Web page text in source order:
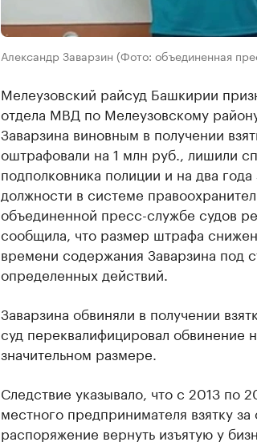
Александр Заварзин (Фото: объединенная
Мелеузовский райсуд Башкирии
отдела МВД по Мелеузовскому
Заварзина виновным в получении
оштрафовали на 1 млн руб., лишили
подполковника полиции и на два
должности в системе
объединенной пресс-службе судов
сообщила, что размер штрафа
времени содержания Заварзина под
определенных действий.
Заварзина обвиняли в получении
суд переквалифицировал обвинение
значительном размере.
Следствие указывало, что с 2013 по
местного предпринимателя взятку
распоряжение вернуть изъятую у